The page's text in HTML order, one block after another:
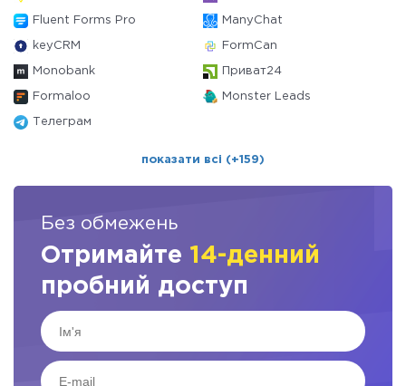
Fluent Forms Pro ManyChat
keyCRM FormCan
Monobank Приват24
Formaloo Monster Leads
Телеграм
показати всі (+159)
Без обмежень
Отримайте 14-денний
пробний доступ